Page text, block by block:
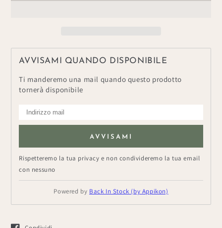
AVVISAMI QUANDO DISPONIBILE
Ti manderemo una mail quando questo prodotto
tornerà disponibile
AVVISAMI
Rispetteremo la tua privacy e non condivideremo la tua email
con nessuno
Powered by Back In Stock (by Appikon)